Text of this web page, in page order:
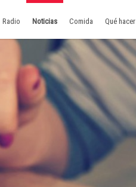
Radio Noticias Comida Qué hacer